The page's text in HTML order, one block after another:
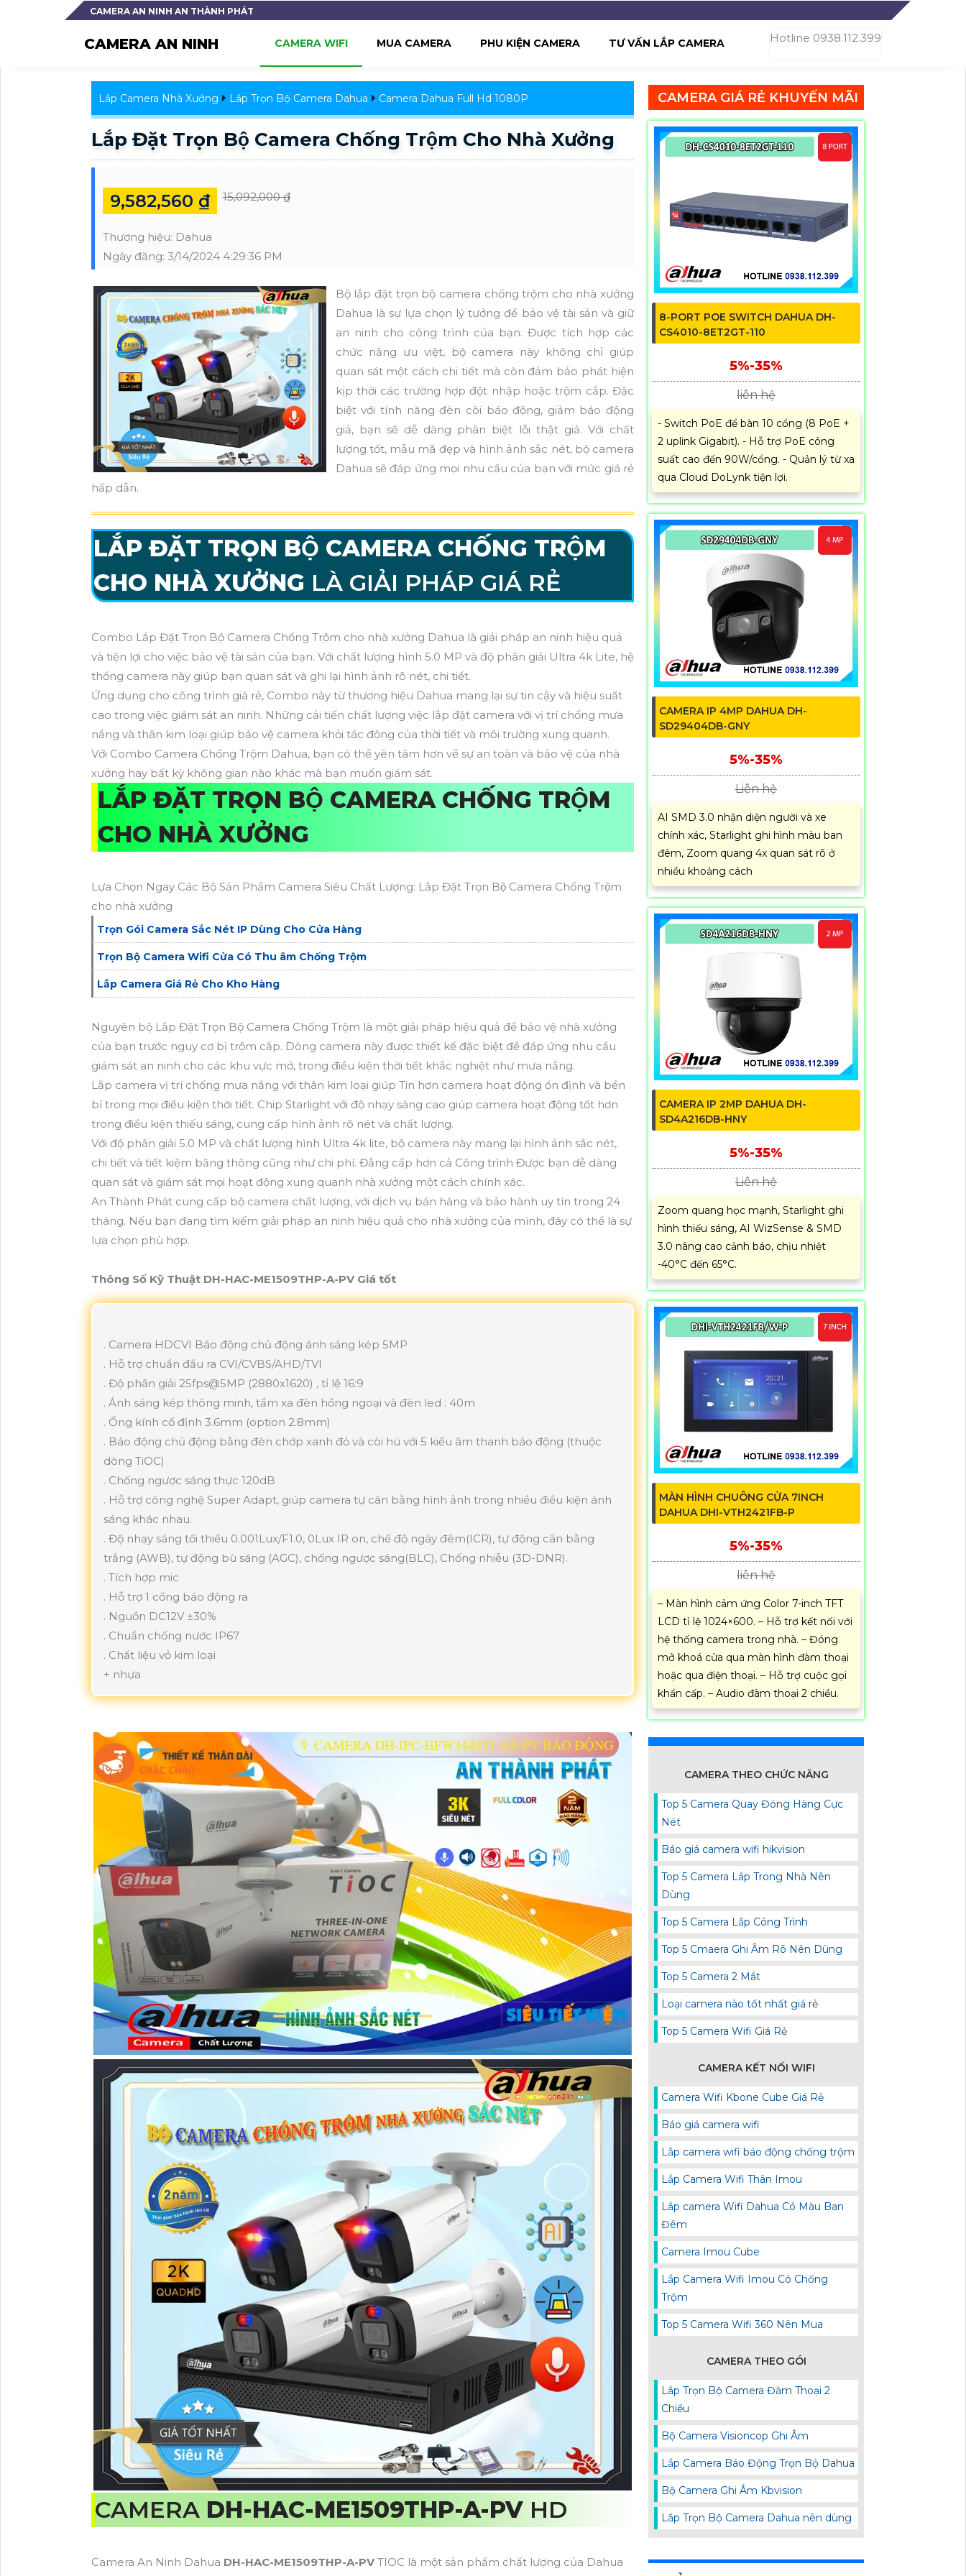
CAMERA AN NINH AN THÀNH PHÁT
CAMERA AN NINH Hotline 0938.112.399
CAMERA WIFI MUA CAMERA PHU KIỆN CAMERA TƯ VẤN LẮP CAMERA
Lắp Camera Nhà Xưởng Lắp Trọn Bộ Camera Dahua Camera Dahua Full Hd 1080P
Lắp Đặt Trọn Bộ Camera Chống Trộm Cho Nhà Xưởng
9,582,560 ₫ 15,092,000 ₫
Thương hiệu: Dahua
Ngày đăng: 3/14/2024 4:29:36 PM
Bộ lắp đặt trọn bộ camera chống trộm cho nhà xưởng
Dahua là sự lựa chọn lý tưởng để bảo vệ tài sản và giữ
an ninh cho công trình của bạn. Được tích hợp các
chức năng ưu việt, bộ camera này không chỉ giúp
quan sát một cách chi tiết mà còn đảm bảo phát hiện
kịp thời các trường hợp đột nhập hoặc trộm cắp. Đặc
biệt với tính năng đèn còi báo động, giảm báo động
giả, bạn sẽ dễ dàng phân biệt lỗi thật giả. Với chất
lượng tốt, mẫu mã đẹp và hình ảnh sắc nét, bộ camera
Dahua sẽ đáp ứng mọi nhu cầu của bạn với mức giá rẻ
hấp dẫn.
LẮP ĐẶT TRỌN BỘ CAMERA CHỐNG TRỘM
CHO NHÀ XƯỞNG LÀ GIẢI PHÁP GIÁ RẺ
Combo Lắp Đặt Trọn Bộ Camera Chống Trộm cho nhà xưởng Dahua là giải pháp an ninh hiệu quả
và tiện lợi cho việc bảo vệ tài sản của bạn. Với chất lượng hình 5.0 MP và độ phân giải Ultra 4k Lite, hệ
thống camera này giúp bạn quan sát và ghi lại hình ảnh rõ nét, chi tiết.
Ứng dụng cho công trình giá rẻ, Combo này từ thương hiệu Dahua mang lại sự tin cậy và hiệu suất
cao trong việc giám sát an ninh. Những cải tiến chất lượng việc lắp đặt camera với vị trí chống mưa
nắng và thân kim loại giúp bảo vệ camera khỏi tác động của thời tiết và môi trường xung quanh.
Với Combo Camera Chống Trộm Dahua, bạn có thể yên tâm hơn về sự an toàn và bảo vệ của nhà
xưởng hay bất kỳ không gian nào khác mà bạn muốn giám sát.
LẮP ĐẶT TRỌN BỘ CAMERA CHỐNG TRỘM
CHO NHÀ XƯỞNG
Lựa Chọn Ngay Các Bộ Sản Phẩm Camera Siêu Chất Lượng: Lắp Đặt Trọn Bộ Camera Chống Trộm
cho nhà xưởng
Trọn Gói Camera Sắc Nét IP Dùng Cho Cửa Hàng
Trọn Bộ Camera Wifi Cửa Có Thu âm Chống Trộm
Lắp Camera Giá Rẻ Cho Kho Hàng
Nguyên bộ Lắp Đặt Trọn Bộ Camera Chống Trộm là một giải pháp hiệu quả để bảo vệ nhà xưởng
của bạn trước nguy cơ bị trộm cắp. Dòng camera này được thiết kế đặc biệt để đáp ứng nhu cầu
giám sát an ninh cho các khu vực mở, trong điều kiện thời tiết khắc nghiệt như mưa nắng.
Lắp camera vị trí chống mưa nắng với thân kim loại giúp Tin hơn camera hoạt động ổn định và bền
bỉ trong mọi điều kiện thời tiết. Chip Starlight với độ nhạy sáng cao giúp camera hoạt động tốt hơn
trong điều kiện thiếu sáng, cung cấp hình ảnh rõ nét và chất lượng.
Với độ phân giải 5.0 MP và chất lượng hình Ultra 4k lite, bộ camera này mang lại hình ảnh sắc nét,
chi tiết và tiết kiệm băng thông cũng như chi phí. Đẳng cấp hơn cả Công trình Được bạn dễ dàng
quan sát và giám sát mọi hoạt động xung quanh nhà xưởng một cách chính xác.
An Thành Phát cung cấp bộ camera chất lượng, với dịch vụ bán hàng và bảo hành uy tín trong 24
tháng. Nếu bạn đang tìm kiếm giải pháp an ninh hiệu quả cho nhà xưởng của mình, đây có thể là sự
lựa chọn phù hợp.
Thông Số Kỹ Thuật DH-HAC-ME1509THP-A-PV Giá tốt
. Camera HDCVI Báo động chủ động ánh sáng kép 5MP
. Hỗ trợ chuẩn đầu ra CVI/CVBS/AHD/TVI
. Độ phân giải 25fps@5MP (2880x1620) , tỉ lệ 16:9
. Ánh sáng kép thông minh, tầm xa đèn hồng ngoại và đèn led : 40m
. Ống kính cố định 3.6mm (option 2.8mm)
. Báo động chủ động bằng đèn chớp xanh đỏ và còi hú với 5 kiểu âm thanh báo động (thuộc
dòng TiOC)
. Chống ngược sáng thực 120dB
. Hỗ trợ công nghệ Super Adapt, giúp camera tự cân bằng hình ảnh trong nhiều điều kiện ánh
sáng khác nhau.
. Độ nhạy sáng tối thiểu 0.001Lux/F1.0, 0Lux IR on, chế độ ngày đêm(ICR), tự động cân bằng
trắng (AWB), tự động bù sáng (AGC), chống ngược sáng(BLC), Chống nhiễu (3D-DNR).
. Tích hợp mic
. Hỗ trợ 1 cổng báo động ra
. Nguồn DC12V ±30%
. Chuẩn chống nước IP67
. Chất liệu vỏ kim loại
+ nhựa
CAMERA DH-HAC-ME1509THP-A-PV HD
Camera An Ninh Dahua DH-HAC-ME1509THP-A-PV TIOC là một sản phẩm chất lượng của Dahua
CAMERA GIÁ RẺ KHUYẾN MÃI
8-PORT POE SWITCH DAHUA DH-
CS4010-8ET2GT-110
5%-35%
liên hệ
- Switch PoE để bàn 10 cổng (8 PoE +
2 uplink Gigabit). - Hỗ trợ PoE công
suất cao đến 90W/cổng. - Quản lý từ xa
qua Cloud DoLynk tiện lợi.
CAMERA IP 4MP DAHUA DH-
SD29404DB-GNY
5%-35%
Liên hệ
AI SMD 3.0 nhận diện người và xe
chính xác, Starlight ghi hình màu ban
đêm, Zoom quang 4x quan sát rõ ở
nhiều khoảng cách
CAMERA IP 2MP DAHUA DH-
SD4A216DB-HNY
5%-35%
Liên hệ
Zoom quang học mạnh, Starlight ghi
hình thiếu sáng, AI WizSense & SMD
3.0 nâng cao cảnh báo, chịu nhiệt
-40°C đến 65°C.
MÀN HÌNH CHUÔNG CỬA 7INCH
DAHUA DHI-VTH2421FB-P
5%-35%
liên hệ
– Màn hình cảm ứng Color 7-inch TFT
LCD tỉ lệ 1024×600. – Hỗ trợ kết nối với
hệ thống camera trong nhà. – Đóng
mở khoá cửa qua màn hình đàm thoại
hoặc qua điện thoại. – Hỗ trợ cuộc gọi
khẩn cấp. – Audio đàm thoại 2 chiều.
CAMERA THEO CHỨC NĂNG
Top 5 Camera Quay Đóng Hàng Cực
Nét
Báo giá camera wifi hikvision
Top 5 Camera Lắp Trong Nhà Nên
Dùng
Top 5 Camera Lắp Công Trình
Top 5 Cmaera Ghi Âm Rõ Nên Dùng
Top 5 Camera 2 Mắt
Loại camera nào tốt nhất giá rẻ
Top 5 Camera Wifi Giá Rẻ
CAMERA KẾT NỐI WIFI
Camera Wifi Kbone Cube Giá Rẻ
Báo giá camera wifi
Lắp camera wifi báo động chống trộm
Lắp Camera Wifi Thân Imou
Lắp camera Wifi Dahua Có Màu Ban
Đêm
Camera Imou Cube
Lắp Camera Wifi Imou Có Chống
Trộm
Top 5 Camera Wifi 360 Nên Mua
CAMERA THEO GÓI
Lắp Trọn Bộ Camera Đàm Thoại 2
Chiều
Bộ Camera Visioncop Ghi Âm
Lắp Camera Báo Động Trọn Bộ Dahua
Bộ Camera Ghi Âm Kbvision
Lắp Trọn Bộ Camera Dahua nên dùng